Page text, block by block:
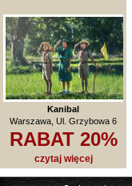
Kanibal
Warszawa, Ul. Grzybowa 6
RABAT 20%
czytaj więcej